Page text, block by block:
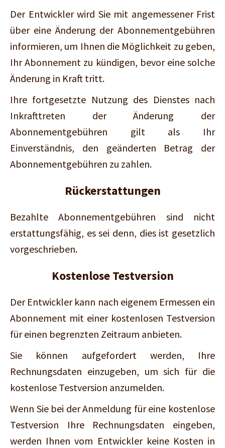
Der Entwickler wird Sie mit angemessener Frist
über eine Änderung der Abonnementgebühren
informieren, um Ihnen die Möglichkeit zu geben,
Ihr Abonnement zu kündigen, bevor eine solche
Änderung in Kraft tritt.
Ihre fortgesetzte Nutzung des Dienstes nach
Inkrafttreten der Änderung der
Abonnementgebühren gilt als Ihr
Einverständnis, den geänderten Betrag der
Abonnementgebühren zu zahlen.
Rückerstattungen
Bezahlte Abonnementgebühren sind nicht
erstattungsfähig, es sei denn, dies ist gesetzlich
vorgeschrieben.
Kostenlose Testversion
Der Entwickler kann nach eigenem Ermessen ein
Abonnement mit einer kostenlosen Testversion
für einen begrenzten Zeitraum anbieten.
Sie können aufgefordert werden, Ihre
Rechnungsdaten einzugeben, um sich für die
kostenlose Testversion anzumelden.
Wenn Sie bei der Anmeldung für eine kostenlose
Testversion Ihre Rechnungsdaten eingeben,
werden Ihnen vom Entwickler keine Kosten in